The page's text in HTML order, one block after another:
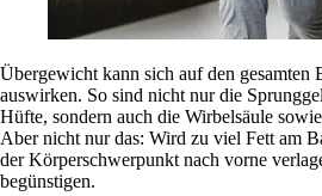
Übergewicht kann sich auf den gesamten
auswirken. So sind nicht nur die
Hüfte, sondern auch die Wirbelsäule
Aber nicht nur das: Wird zu viel Fett am
der Körperschwerpunkt nach vorne
begünstigen.